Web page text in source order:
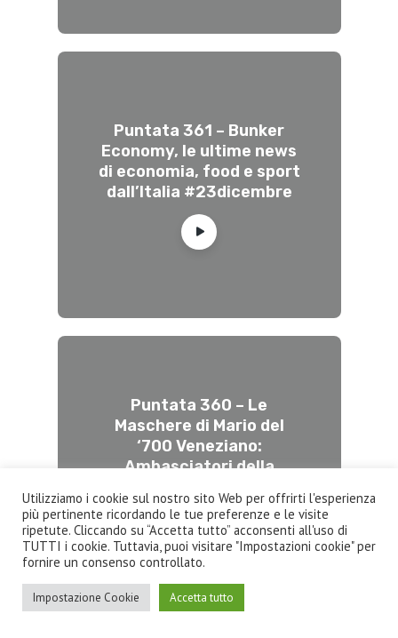
Puntata 361 – Bunker
Economy, le ultime news
di economia, food e sport
dall’Italia #23dicembre
Puntata 360 – Le
Maschere di Mario del
‘700 Veneziano:
Ambasciatori della
Utilizziamo i cookie sul nostro sito Web per offrirti l'esperienza
più pertinente ricordando le tue preferenze e le visite
ripetute. Cliccando su “Accetta tutto” acconsenti all'uso di
TUTTI i cookie. Tuttavia, puoi visitare "Impostazioni cookie" per
fornire un consenso controllato.
Impostazione Cookie Accetta tutto